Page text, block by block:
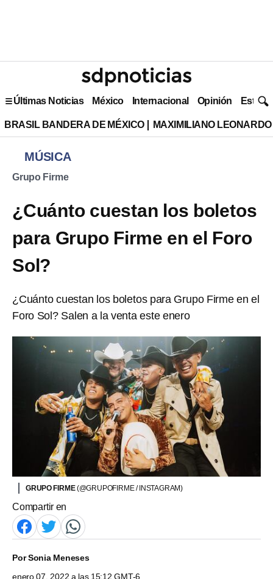
Últimas Noticias México Internacional Opinión Estilo
BRASIL BANDERA DE MÉXICO MAXIMILIANO
MÚSICA
Grupo Firme
¿Cuánto cuestan los boletos
para Grupo Firme en el Foro
Sol?
¿Cuánto cuestan los boletos para Grupo Firme en el
Foro Sol? Salen a la venta este enero
GRUPO FIRME(@GRUPOFIRME / INSTAGRAM)
Compartir en
PorSonia Meneses
enero 07, 2022 a las 15:12 GMT-6